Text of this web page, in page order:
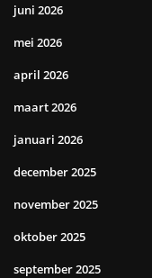
juni 2026
mei 2026
april 2026
maart 2026
januari 2026
december 2025
november 2025
oktober 2025
september 2025